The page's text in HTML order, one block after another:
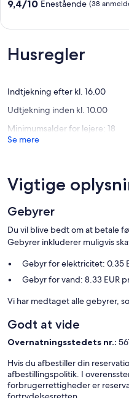
Enestående,
(38
9,4/10 Enestående (38
Husregler
Indtjekning efter kl. 16.00
Udtjekning inden kl. 10.00
Minimumsalder for lejere: 18
Se mere
Vigtige
Gebyrer
Du vil blive bedt om at betale
Gebyrer inkluderer muligvis
Gebyr for elektricitet: 0.35
Gebyr for vand: 8.33 EUR
Vi har medtaget alle gebyrer,
Godt at vide
Overnatningsstedets nr.:
Hvis du afbestiller din
afbestillingspolitik. I
forbrugerrettigheder er